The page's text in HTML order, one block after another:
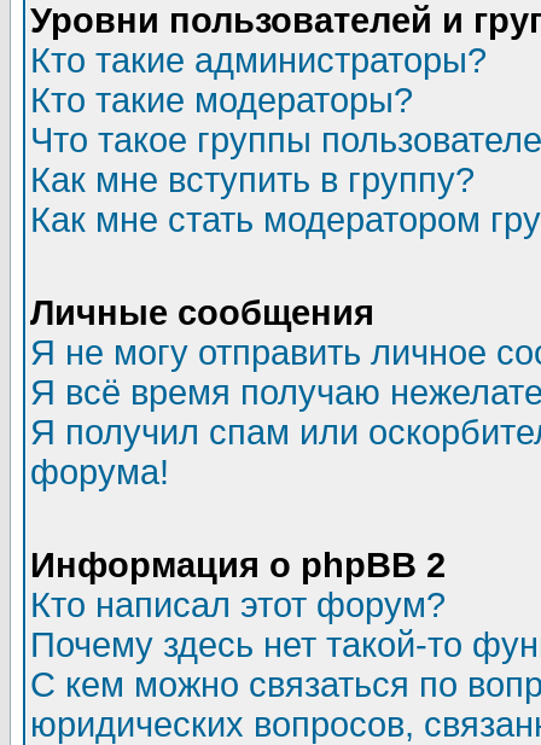
Уровни пользователей и
Кто такие администраторы?
Кто такие модераторы?
Что такое группы
Как мне вступить в группу?
Как мне стать модератором
Личные сообщения
Я не могу отправить личное
Я всё время получаю
Я получил спам или
форума!
Информация о phpBB 2
Кто написал этот форум?
Почему здесь нет такой-то
С кем можно связаться по
юридических вопросов,